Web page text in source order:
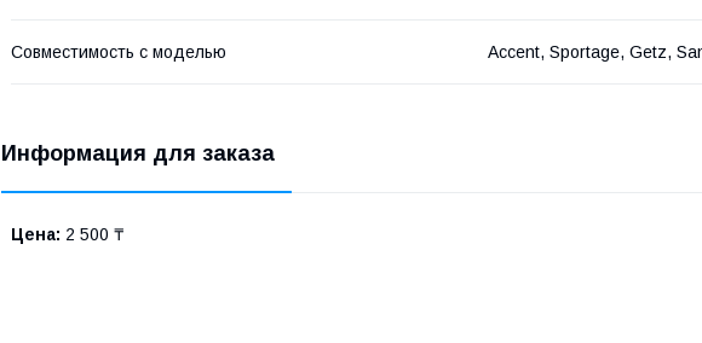
Совместимость с моделью Accent, Sportage, Getz,
Информация для заказа
Цена: 2 500 ₸